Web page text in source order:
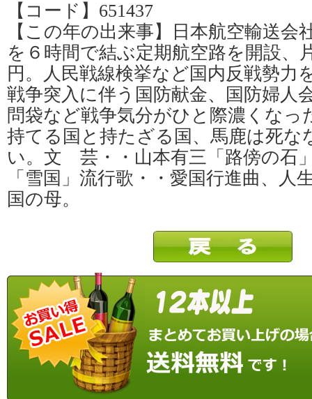
【コード】651437
【この年の出来事】日本航空輸送会
を６時間で結ぶ定期航空路を開設、
円。人民戦線検挙など国内反戦勢力
戦争突入に伴う国防献金、国防婦人
問袋など戦争気分がひと際濃くなっ
持てる国と持たざる国、馬鹿は死な
い。文 芸・・山本有三「路傍の石
「雪国」流行歌・・愛国行進曲、人
国の母。